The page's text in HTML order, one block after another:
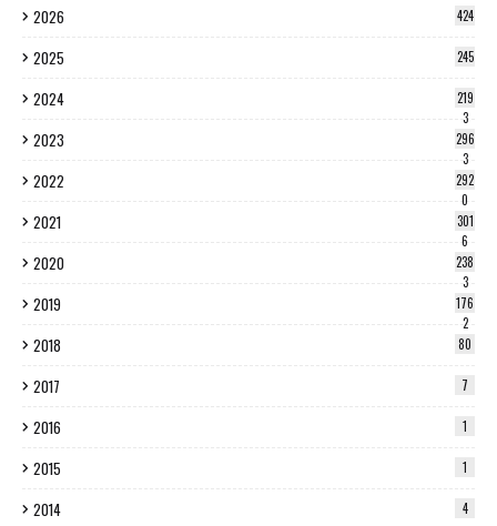
2026 424
2025 245
2024
219
3
2023
296
3
2022
292
0
2021
301
6
2020
238
3
2019
176
2
2018 80
2017 7
2016 1
2015 1
2014 4